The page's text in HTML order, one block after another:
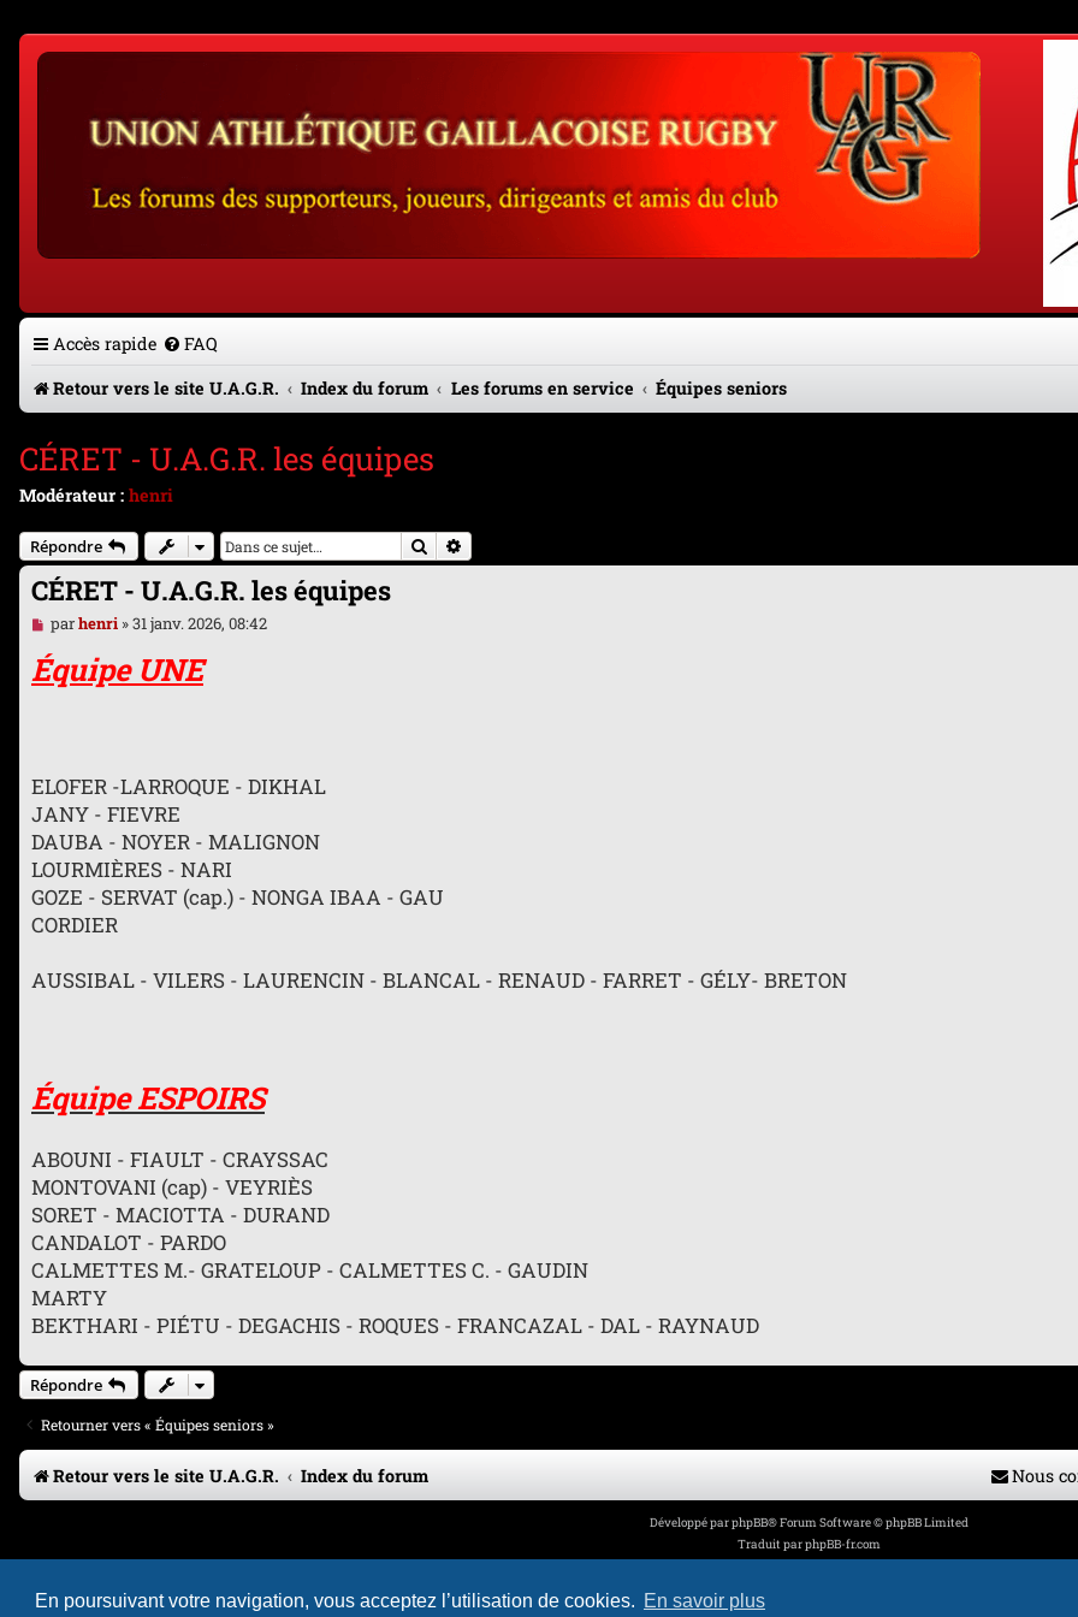
En poursuivant votre navigation, vous acceptez l’utilisation de cookies. En savoir plus
Accès rapide FAQ
Retour vers le site U.A.G.R.
Index du forum Les forums en service Équipes seniors
CÉRET - U.A.G.R. les équipes
Modérateur : henri
Répondre Rechercher
CÉRET - U.A.G.R. les équipes
M
e
s
s
n
l
u
parhenri»31 janv. 2026, 08:42
Équipe UNE
ELOFER -LARROQUE - DIKHAL
JANY - FIEVRE
DAUBA - NOYER - MALIGNON
LOURMIÈRES - NARI
GOZE - SERVAT (cap.) - NONGA IBAA - GAU
CORDIER
AUSSIBAL - VILERS - LAURENCIN - BLANCAL - RENAUD - FARRET - GÉLY- BRETON
Équipe ESPOIRS
ABOUNI - FIAULT - CRAYSSAC
MONTOVANI (cap) - VEYRIÈS
SORET - MACIOTTA - DURAND
CANDALOT - PARDO
CALMETTES M.- GRATELOUP - CALMETTES C. - GAUDIN
MARTY
BEKTHARI - PIÉTU - DEGACHIS - ROQUES - FRANCAZAL - DAL - RAYNAUD
Répondre
Retourner vers « Équipes seniors »
Retour vers le site U.A.G.R. Index du forum Nous
Développé parphpBB® Forum Software © phpBB Limited
Traduit parphpBB-fr.com